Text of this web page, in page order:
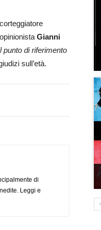
Gianni
punto di riferimento
sull’età.
di
Leggi e